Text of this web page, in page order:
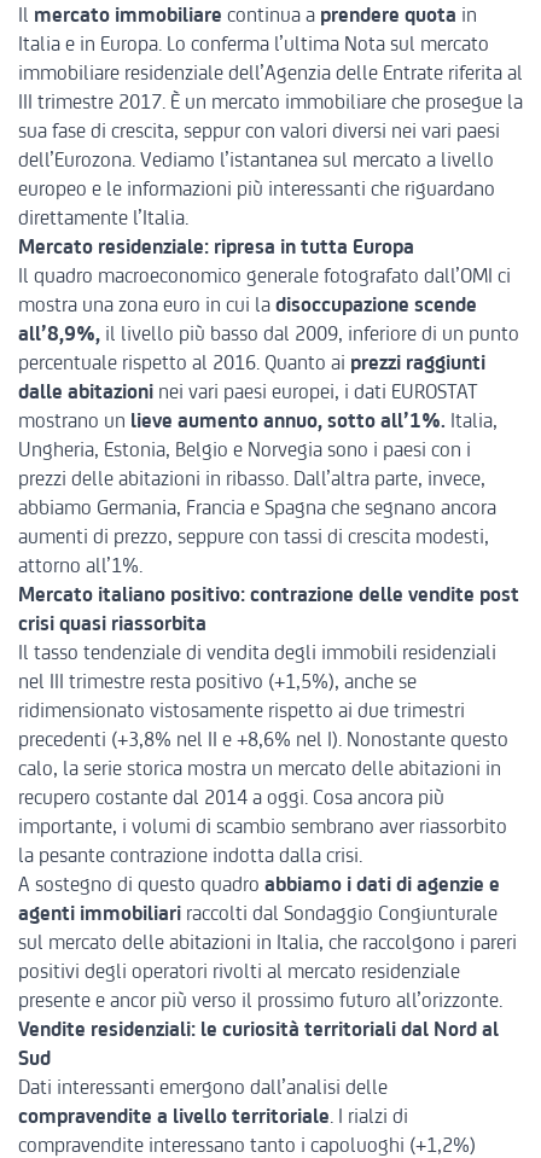
Il mercato immobiliare continua a prendere quota in
Italia e in Europa. Lo conferma l’ultima Nota sul mercato
immobiliare residenziale dell’Agenzia delle Entrate riferita al
III trimestre 2017. È un mercato immobiliare che prosegue la
sua fase di crescita, seppur con valori diversi nei vari paesi
dell’Eurozona. Vediamo l’istantanea sul mercato a livello
europeo e le informazioni più interessanti che riguardano
direttamente l’Italia.
Mercato residenziale: ripresa in tutta Europa
Il quadro macroeconomico generale fotografato dall’OMI ci
mostra una zona euro in cui la disoccupazione scende
all’8,9%, il livello più basso dal 2009, inferiore di un punto
percentuale rispetto al 2016. Quanto ai prezzi raggiunti
dalle abitazioni nei vari paesi europei, i dati EUROSTAT
mostrano un lieve aumento annuo, sotto all’1%. Italia,
Ungheria, Estonia, Belgio e Norvegia sono i paesi con i
prezzi delle abitazioni in ribasso. Dall’altra parte, invece,
abbiamo Germania, Francia e Spagna che segnano ancora
aumenti di prezzo, seppure con tassi di crescita modesti,
attorno all’1%.
Mercato italiano positivo: contrazione delle vendite post
crisi quasi riassorbita
Il tasso tendenziale di vendita degli immobili residenziali
nel III trimestre resta positivo (+1,5%), anche se
ridimensionato vistosamente rispetto ai due trimestri
precedenti (+3,8% nel II e +8,6% nel I). Nonostante questo
calo, la serie storica mostra un mercato delle abitazioni in
recupero costante dal 2014 a oggi. Cosa ancora più
importante, i volumi di scambio sembrano aver riassorbito
la pesante contrazione indotta dalla crisi.
A sostegno di questo quadro abbiamo i dati di agenzie e
agenti immobiliari raccolti dal Sondaggio Congiunturale
sul mercato delle abitazioni in Italia, che raccolgono i pareri
positivi degli operatori rivolti al mercato residenziale
presente e ancor più verso il prossimo futuro all’orizzonte.
Vendite residenziali: le curiosità territoriali dal Nord al
Sud
Dati interessanti emergono dall’analisi delle
compravendite a livello territoriale. I rialzi di
compravendite interessano tanto i capoluoghi (+1,2%)